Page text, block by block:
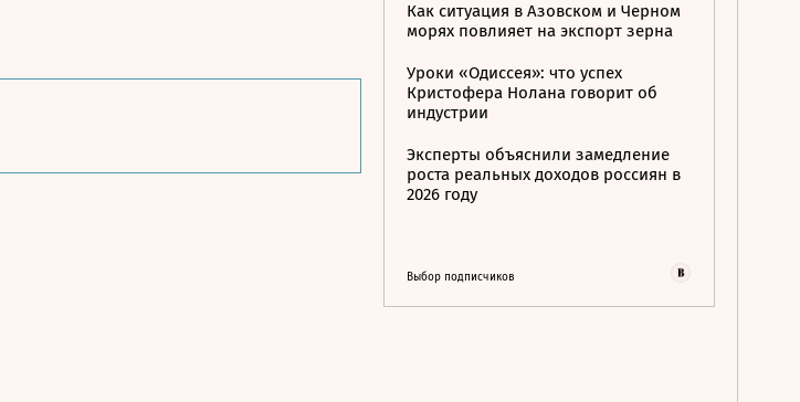
Как ситуация в Азовском и Черном
морях повлияет на экспорт зерна
Уроки «Одиссея»: что успех
Кристофера Нолана говорит об
индустрии
Эксперты объяснили замедление
роста реальных доходов россиян в
2026 году
Выбор подписчиков